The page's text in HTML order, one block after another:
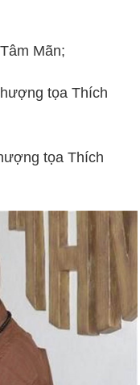
Mãn;
tọa Thích
tọa Thích